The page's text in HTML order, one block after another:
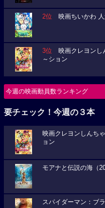
2位 映画ちいかわ 人
3位 映画クレヨンし
～ション
今週の映画動員数ランキング
要チェック！今週の３本
映画クレヨンしんち
ョン
モアナと伝説の海（
スパイダーマン：ブ